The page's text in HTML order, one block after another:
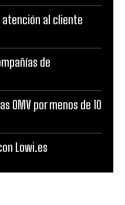
atención al cliente
de
OMV por menos de 10
Lowi.es